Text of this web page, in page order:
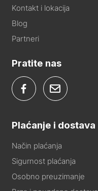
Kontakt i lokacija
Blog
Partneri
Pratite nas
Plaćanje i dostava
Način plaćanja
Sigurnost plaćanja
Osobno preuzimanje